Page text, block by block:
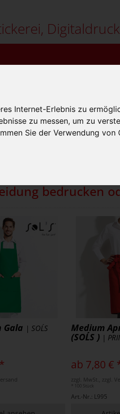
Internet-Erlebnis zu
zu messen, um zu
Sie der Verwendung
bedrucken
Gala | SOL´S Medium
(SOL´S ) |
ab 7,80 €
zzgl. MwSt., zzgl.
* 100 Stück
Art.-Nr.: L995